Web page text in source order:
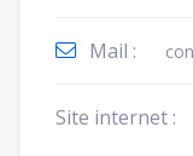
Mail :
Site internet :